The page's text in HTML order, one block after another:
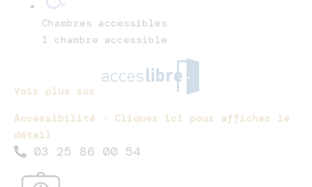
Chambres accessibles
1 chambre accessible
Voir plus sur
Accessibilité - Cliquez ici pour afficher le
détail
03 25 86 00 54